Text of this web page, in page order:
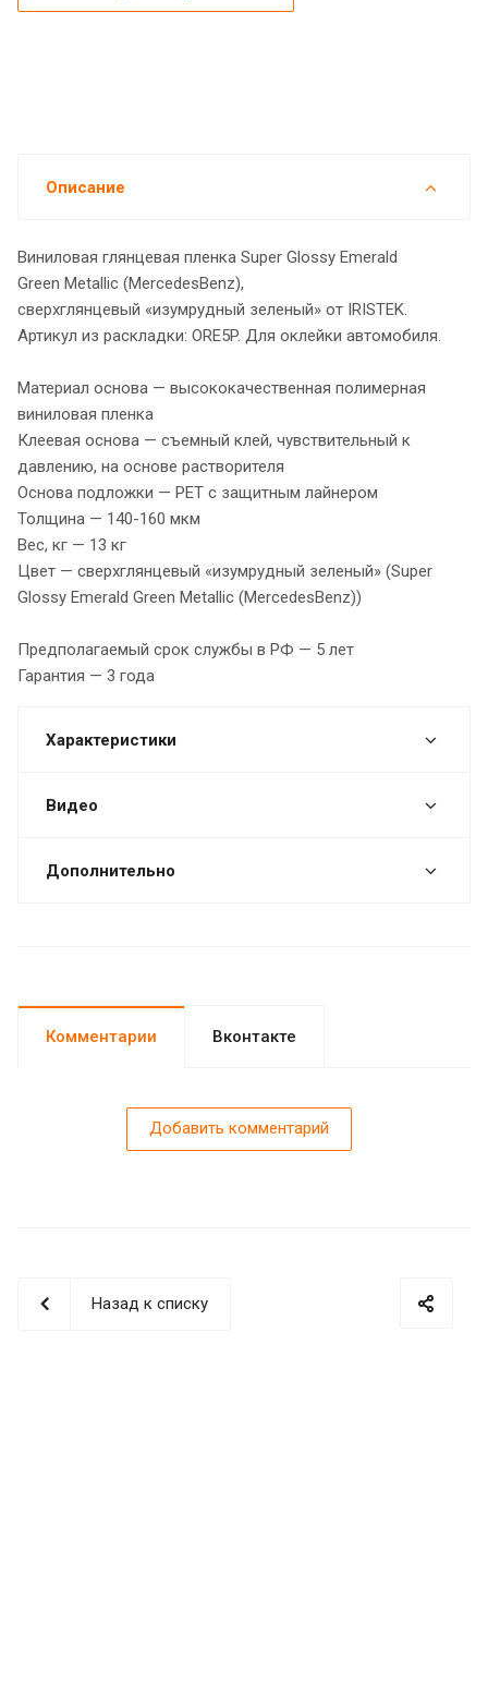
Описание
Виниловая глянцевая пленка Super Glossy Emerald
Green Metallic (MercedesBenz),
сверхглянцевый «изумрудный зеленый» от IRISTEK.
Артикул из раскладки: ORE5P. Для оклейки автомобиля.
Материал основа — высококачественная полимерная
виниловая пленка
Клеевая основа — съемный клей, чувствительный к
давлению, на основе растворителя
Основа подложки — PET с защитным лайнером
Толщина — 140-160 мкм
Вес, кг — 13 кг
Цвет — сверхглянцевый «изумрудный зеленый» (Super
Glossy Emerald Green Metallic (MercedesBenz))
Предполагаемый срок службы в РФ — 5 лет
Гарантия — 3 года
Характеристики
Видео
Дополнительно
Комментарии Вконтакте
Добавить комментарий
Назад к списку